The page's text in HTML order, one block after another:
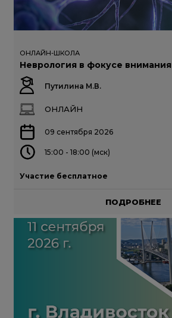
ОНЛАЙН-ШКОЛА
Неврология в фокусе внимания
Путилина М.В.
ОНЛАЙН
09 сентября 2026
15:00 - 18:00 (мск)
Участие бесплатное
ПОДРОБНЕЕ